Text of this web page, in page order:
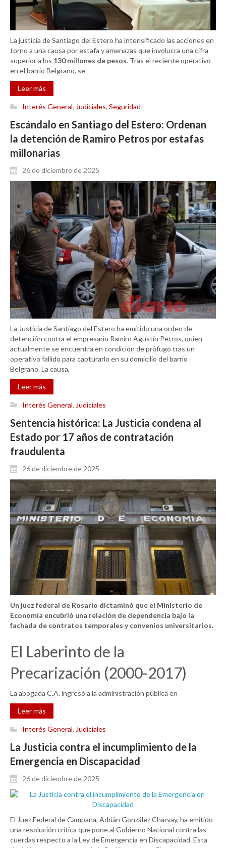
La justicia de Santiago del Estero ha intensificado las acciones en
torno a una causa por estafa y amenazas que involucra una cifra
superior a los 130 millones de pesos. Tras el reciente operativo
en el barrio Belgrano, se
Leer más
Interés General, Judiciales, Seguridad
Escándalo en Santiago del Estero: Ordenan
la detención de Ramiro Petros por estafas
millonarias
26 de diciembre de 2025
La Justicia de Santiago del Estero ha emitido una orden de
detención contra el empresario Ramiro Agustín Petros, quien
actualmente se encuentra en condición de prófugo tras un
operativo fallido para capturarlo en su domicilio del barrio
Belgrano. La causa,
Leer más
Interés General, Judiciales
Sentencia histórica: La Justicia condena al
Estado por 17 años de contratación
fraudulenta
26 de diciembre de 2025
Un juez federal de Rosario dictaminó que el Ministerio de
Economía encubrió una relación de dependencia bajo la
fachada de contratos temporales y convenios universitarios.
El Laberinto de la
Precarización (2000-2017)
La abogada C.A. ingresó a la administración pública en
Leer más
Interés General, Judiciales
La Justicia contra el incumplimiento de la
Emergencia en Discapacidad
26 de diciembre de 2025
El Juez Federal de Campana, Adrián González Charvay, ha emitido
una resolución crítica que pone al Gobierno Nacional contra las
cuerdas respecto a la Ley de Emergencia en Discapacidad. Esta